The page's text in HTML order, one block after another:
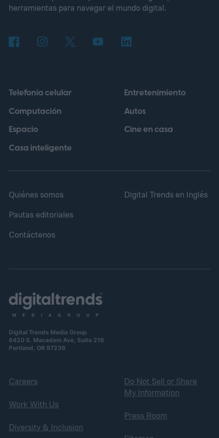
para ganar cientos de dólares. Nadie
idea tenía un brillo irresistible.
herramientas para navegar el mundo digital.
Telefonía celular
Computación
Espacio
Casa inteligente
Entretenimiento
Autos
Cine en casa
Quiénes somos
Pautas editoriales
Contáctenos
Digital Trends en Inglés
Digital Trends Media Group
6420 S. Macadam Ave, Suite 216
Portland, OR 97239
Careers
Work With Us
Diversity & Inclusion
Do Not Sell or Share
My Information
Press Room